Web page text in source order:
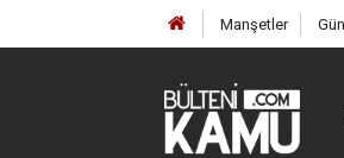
Manşetler